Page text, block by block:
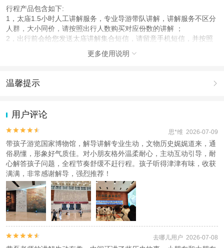
行程产品包含如下:
1，太庙1.5小时人工讲解服务，专业导游带队讲解，讲解服务不区分
人群，大小同价，请按照出行人数购买对应份数的讲解 ；
2，出行前会给您发送太庙讲解集合短信，请留意手机短信，并按照
短信内容自行前往太庙集合，如出行前一晚22：00前还未收到短信，
时间为13：30-16：00，根据您下单的日期场次出行。
4，出行当天请自行携带好下单时候填写的对应证件入园；
6，因一日游产品为一个整体，不支持部分体验后退款及出行当天退
款此套餐为散客拼团，需自行前往劳动人民文化宫东门外集合与讲解
老师集合。。
7、此次行程的地接接待服务，由本公司、关联公司或合作公司负责
提供，您下单即视为已知晓该情况。
温馨提示：国博等景点需二次预约，通过订单完成预约后，需景区再
次确认，以商家最终通知为准
使用说明
1.必须按照下单场次出行，迟到或者早到都无法安排！！！此套餐为
散客拼团，需自行前往劳动人民文化宫东门外集合与讲解老师集合。
2.此次行程的地接接待服务，由本公司、关联公司或合作公司负责提
更多使用说明 
温馨提示 
动（如跳伞、潜水、滑雪等）前，请务必仔细阅读
2.为普及旅游安全知识及旅游文明公约，使您的旅程顺利圆满完成，
特制定《去哪儿网旅游安全手册》 ，请您认真阅读并切实遵守。
用户评论

 思*维 2026-07-09
带孩子游览国家博物馆，解导讲解专业生动，文物历史娓娓道来，通
俗易懂，形象好气质佳。对小朋友格外温柔耐心，主动互动引导，耐
心解答孩子问题，全程节奏舒缓不赶行程。孩子听得津津有味，收获
满满，非常感谢解导，强烈推荐！

 去哪儿用户 2026-07-08